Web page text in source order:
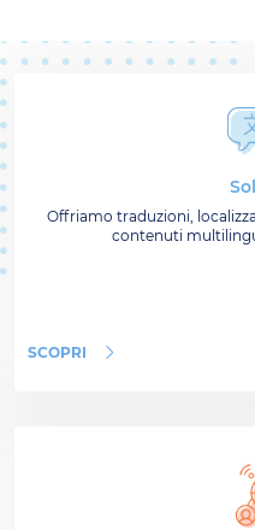
Offriamo traduzioni,
contenuti
SCOPRI